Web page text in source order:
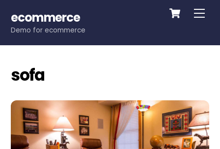
content
Cart
ecommerce
Demo for ecommerce
sofa